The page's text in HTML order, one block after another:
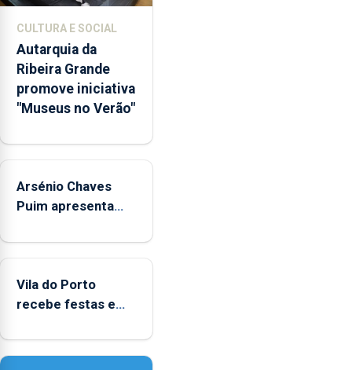
integrados
na
Rede
Municipal
de
aos
durante
o
de
entre
as
e
as
CULTURA E SOCIAL
Autarquia da
Ribeira Grande
promove iniciativa
"Museus no Verão"
Arsénio Chaves
Puim apresenta
de Vila do Porto
Vila do Porto
recebe festas em
Senhora da